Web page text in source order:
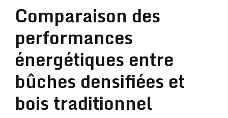
Comparaison des
performances
énergétiques entre
bûches densifiées et
bois traditionnel